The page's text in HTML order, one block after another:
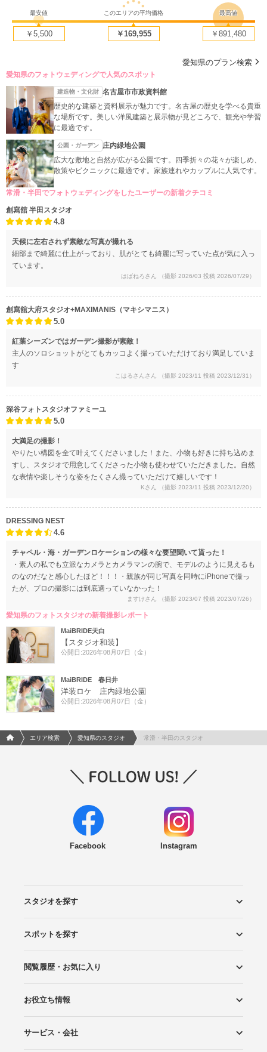
最安値
￥5,500
このエリアの平均価格
￥169,955
最高値
￥891,480
愛知県のプラン検索
愛知県のフォトウェディングで人気のスポット
建造物・文化財 名古屋市市政資料館
歴史的な建築と資料展示が魅力です。名古屋の歴史を学べる貴重
な場所です。美しい洋風建築と展示物が見どころで、観光や学習
に最適です。
公園・ガーデン 庄内緑地公園
広大な敷地と自然が広がる公園です。四季折々の花々が楽しめ、
散策やピクニックに最適です。家族連れやカップルに人気です。
常滑・半田でフォトウェディングをしたユーザーの新着クチコミ
創寫舘 半田スタジオ
4.8
天候に左右されず素敵な写真が撮れる
細部まで綺麗に仕上がっており、肌がとても綺麗に写っていた点が気に入っ
ています。
はばねろさん （撮影 2026/03 投稿 2026/07/29）
創寫舘大府スタジオ+MAXIMANIS（マキシマニス）
5.0
紅葉シーズンではガーデン撮影が素敵！
主人のソロショットがとてもカッコよく撮っていただけており満足していま
す
こはるさんさん （撮影 2023/11 投稿 2023/12/31）
深谷フォトスタジオファミーユ
5.0
大満足の撮影！
やりたい構図を全て叶えてくださいました！また、小物も好きに持ち込めま
すし、スタジオで用意してくださった小物も使わせていただきました。自然
な表情や楽しそうな姿をたくさん撮っていただけて嬉しいです！
Kさん （撮影 2023/11 投稿 2023/12/20）
DRESSING NEST
4.6
チャペル・海・ガーデンロケーションの様々な要望聞いて貰った！
・素人の私でも立派なカメラとカメラマンの腕で、モデルのように見えるも
のなのだなと感心したほど！！！・親族が同じ写真を同時にiPhoneで撮っ
たが、プロの撮影には到底適っていなかった！
ますけさん （撮影 2023/07 投稿 2023/07/26）
愛知県のフォトスタジオの新着撮影レポート
MaiBRIDE天白
【スタジオ和装】
公開日:2026年08月07日（金）
MaiBRIDE 春日井
洋装ロケ 庄内緑地公園
公開日:2026年08月07日（金）
フォトウエディング/結婚写真のPhotorait ホーム
エリア検索 愛知県のスタジオ 常滑・半田のスタジオ
Facebook Instagram
スタジオを探す
エリアから探す
こだわりから探す
NEW PHOTO STYLE
プランから探す
フォトタイプ診断
フォトグラファーから探す
国内リゾートから探す
スポットを探す
ロケーションから探す
スタジオから探す
閲覧履歴・お気に入り
閲覧スタジオ
お気に入り
お役立ち情報
Wedding Photo マガジン
はじめてガイド
サービス・会社